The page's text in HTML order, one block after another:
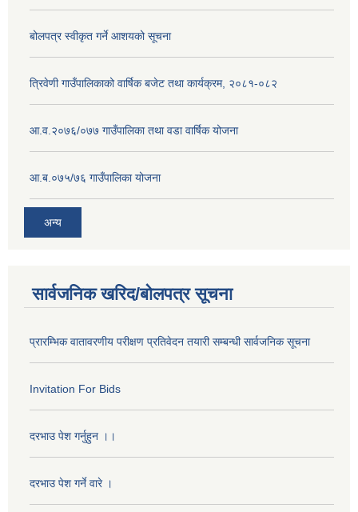
बोलपत्र स्वीकृत गर्ने आशयको सूचना
त्रिवेणी गाउँपालिकाको वार्षिक बजेट तथा कार्यक्रम, २०८१-०८२
आ.व.२०७६/०७७ गाउँपालिका तथा वडा वार्षिक योजना
आ.ब.०७५/७६ गाउँपालिका योजना
अन्य
सार्वजनिक खरिद/बोलपत्र सूचना
प्रारम्भिक वातावरणीय परीक्षण प्रतिवेदन तयारी सम्बन्धी सार्वजनिक सूचना
Invitation For Bids
दरभाउ पेश गर्नुहुन ।।
दरभाउ पेश गर्ने वारे ।